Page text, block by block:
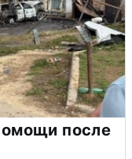
после